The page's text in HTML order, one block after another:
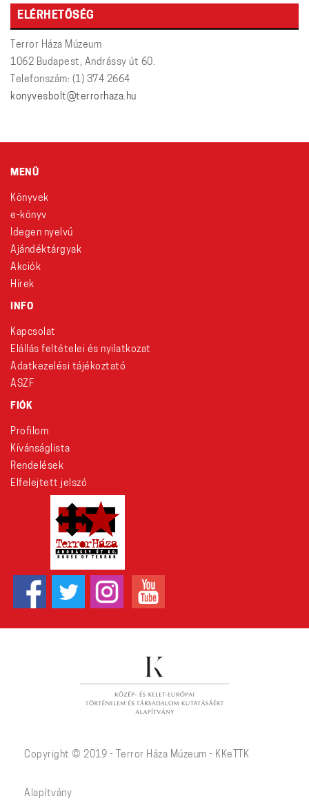
ELÉRHETŐSÉG
Terror Háza Múzeum
1062 Budapest, Andrássy út 60.
Telefonszám: (1) 374 2664
konyvesbolt@terrorhaza.hu
MENÜ
Könyvek
e-könyv
Idegen nyelvű
Ajándéktárgyak
Akciók
Hírek
INFO
Kapcsolat
Elállás feltételei és nyilatkozat
Adatkezelési tájékoztató
ÁSZF
FIÓK
Profilom
Kívánságlista
Rendelések
Elfelejtett jelszó
Copyright © 2019 - Terror Háza Múzeum - KKeTTK
Alapítvány